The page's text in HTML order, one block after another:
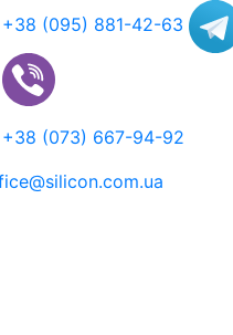
+38 (095) 881-42-63
+38 (073) 667-94-92